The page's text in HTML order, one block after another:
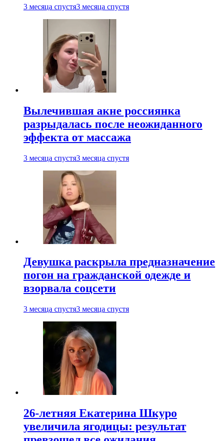
3 месяца спустя3 месяца спустя
Вылечившая акне россиянка
разрыдалась после неожиданного
эффекта от массажа
3 месяца спустя3 месяца спустя
Девушка раскрыла предназначение
погон на гражданской одежде и
взорвала соцсети
3 месяца спустя3 месяца спустя
26-летняя Екатерина Шкуро
увеличила ягодицы: результат